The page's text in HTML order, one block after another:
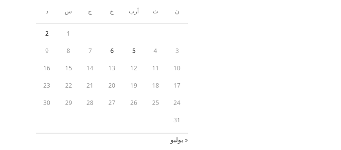
ن ث أرب خ ج س د
1
2
3
4
5
6
7
8
9
10
11
12
13
14
15
16
17
18
19
20
21
22
23
24
25
26
27
28
29
30
31
« يوليو